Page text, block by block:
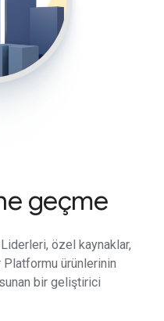
geçme
özel kaynaklar,
ürünlerinin
bir geliştirici